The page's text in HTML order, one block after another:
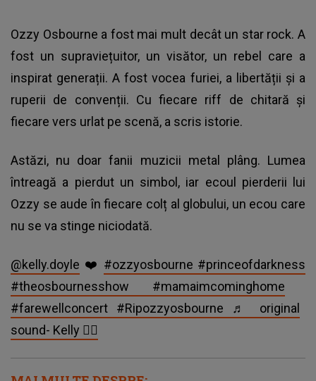
Ozzy Osbourne a fost mai mult decât un star rock. A
fost un supraviețuitor, un visător, un rebel care a
inspirat generații. A fost vocea furiei, a libertății și a
ruperii de convenții. Cu fiecare riff de chitară și
fiecare vers urlat pe scenă, a scris istorie.
Astăzi, nu doar fanii muzicii metal plâng. Lumea
întreagă a pierdut un simbol, iar ecoul pierderii lui
Ozzy se aude în fiecare colț al globului, un ecou care
nu se va stinge niciodată.
@kelly.doyle ❤️ #ozzyosbourne #princeofdarkness
#theosbournesshow #mamaimcominghome
#farewellconcert #Ripozzyosbourne ♬ original
sound- Kelly 🏴‍☠️